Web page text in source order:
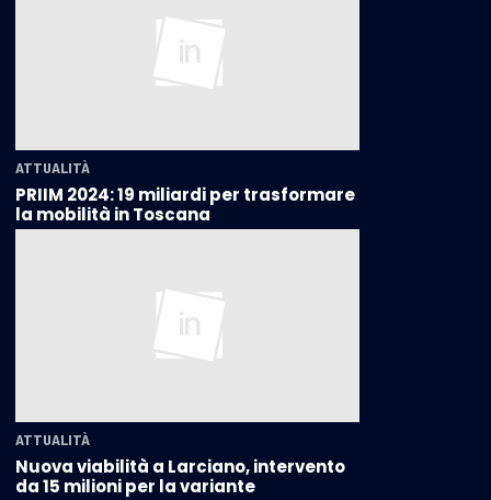
ATTUALITÀ
PRIIM 2024: 19 miliardi per trasformare
la mobilità in Toscana
ATTUALITÀ
Nuova viabilità a Larciano, intervento
da 15 milioni per la variante